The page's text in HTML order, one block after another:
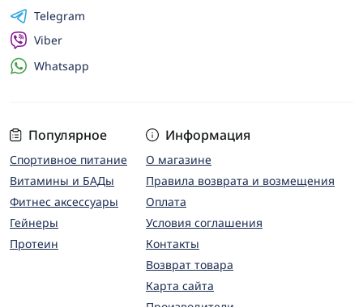
Популярное
Спортивное питание
Витамины и БАДы
Фитнес аксессуары
Гейнеры
Протеин
Информация
О магазине
Правила возврата и возмещения
Оплата
Условия соглашения
Контакты
Возврат товара
Карта сайта
Telegram
Viber
Whatsapp